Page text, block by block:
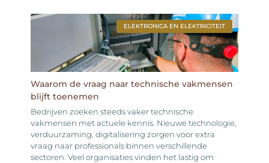
ELEKTRONICA EN ELEKTRICITEIT
Waarom de vraag naar technische vakmensen
blijft toenemen
Bedrijven zoeken steeds vaker technische
vakmensen met actuele kennis. Nieuwe technologie,
verduurzaming, digitalisering zorgen voor extra
vraag naar professionals binnen verschillende
sectoren. Veel organisaties vinden het lastig om